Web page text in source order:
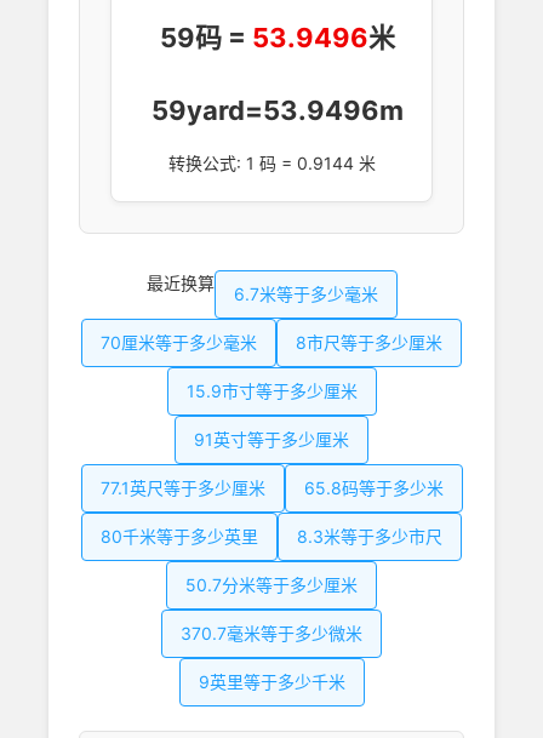
59码 = 53.9496米
59yard=53.9496m
转换公式: 1 码 = 0.9144 米
最近换算
6.7米等于多少毫米
70厘米等于多少毫米 8市尺等于多少厘米
15.9市寸等于多少厘米
91英寸等于多少厘米
77.1英尺等于多少厘米 65.8码等于多少米
80千米等于多少英里 8.3米等于多少市尺
50.7分米等于多少厘米
370.7毫米等于多少微米
9英里等于多少千米